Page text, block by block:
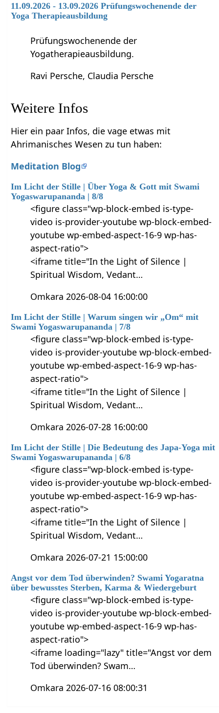
11.09.2026 - 13.09.2026 Prüfungswochenende der
Yoga Therapieausbildung
Prüfungswochenende der
Yogatherapieausbildung.
Ravi Persche, Claudia Persche
Weitere Infos
Hier ein paar Infos, die vage etwas mit
Ahrimanisches Wesen zu tun haben:
Meditation Blog
Im Licht der Stille | Über Yoga & Gott mit Swami
Yogaswarupananda | 8/8
<figure class="wp-block-embed is-type-
video is-provider-youtube wp-block-embed-
youtube wp-embed-aspect-16-9 wp-has-
aspect-ratio">
<iframe title="In the Light of Silence |
Spiritual Wisdom, Vedant…
Omkara 2026-08-04 16:00:00
Im Licht der Stille | Warum singen wir „Om“ mit
Swami Yogaswarupananda | 7/8
<figure class="wp-block-embed is-type-
video is-provider-youtube wp-block-embed-
youtube wp-embed-aspect-16-9 wp-has-
aspect-ratio">
<iframe title="In the Light of Silence |
Spiritual Wisdom, Vedant…
Omkara 2026-07-28 16:00:00
Im Licht der Stille | Die Bedeutung des Japa-Yoga mit
Swami Yogaswarupananda | 6/8
<figure class="wp-block-embed is-type-
video is-provider-youtube wp-block-embed-
youtube wp-embed-aspect-16-9 wp-has-
aspect-ratio">
<iframe title="In the Light of Silence |
Spiritual Wisdom, Vedant…
Omkara 2026-07-21 15:00:00
Angst vor dem Tod überwinden? Swami Yogaratna
über bewusstes Sterben, Karma & Wiedergeburt
<figure class="wp-block-embed is-type-
video is-provider-youtube wp-block-embed-
youtube wp-embed-aspect-16-9 wp-has-
aspect-ratio">
<iframe loading="lazy" title="Angst vor dem
Tod überwinden? Swam…
Omkara 2026-07-16 08:00:31